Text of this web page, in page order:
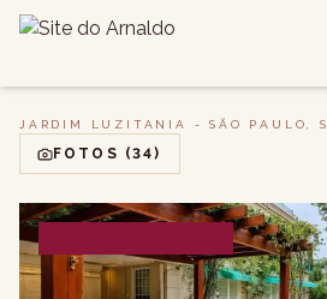
JARDIM LUZITANIA - SÃO PAULO,
FOTOS (34)